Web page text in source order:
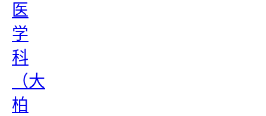
医
学
科
（大
柏